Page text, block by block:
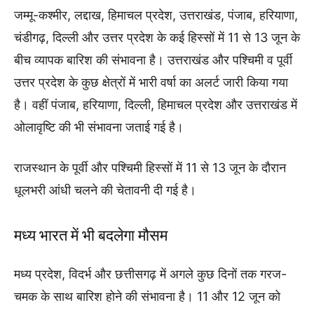
जम्मू-कश्मीर, लद्दाख, हिमाचल प्रदेश, उत्तराखंड, पंजाब, हरियाणा,
चंडीगढ़, दिल्ली और उत्तर प्रदेश के कई हिस्सों में 11 से 13 जून के
बीच व्यापक बारिश की संभावना है। उत्तराखंड और पश्चिमी व पूर्वी
उत्तर प्रदेश के कुछ क्षेत्रों में भारी वर्षा का अलर्ट जारी किया गया
है। वहीं पंजाब, हरियाणा, दिल्ली, हिमाचल प्रदेश और उत्तराखंड में
ओलावृष्टि की भी संभावना जताई गई है।
राजस्थान के पूर्वी और पश्चिमी हिस्सों में 11 से 13 जून के दौरान
धूलभरी आंधी चलने की चेतावनी दी गई है।
मध्य भारत में भी बदलेगा मौसम
मध्य प्रदेश, विदर्भ और छत्तीसगढ़ में अगले कुछ दिनों तक गरज-
चमक के साथ बारिश होने की संभावना है। 11 और 12 जून को